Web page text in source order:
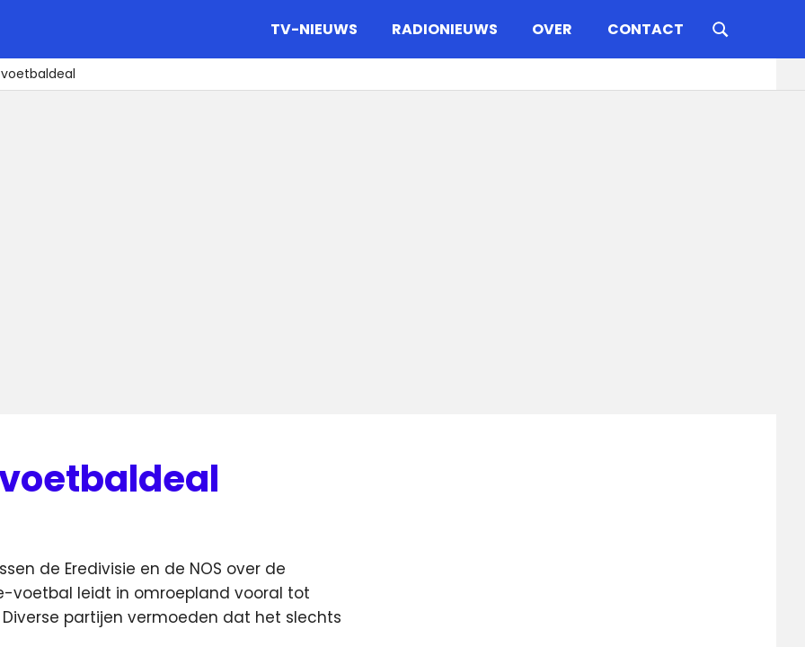
TV-NIEUWS RADIONIEUWS OVER CONTACT
de Eredivisie en de NOS over de
voetbal leidt in omroepland vooral tot
Diverse partijen vermoeden dat het slechts